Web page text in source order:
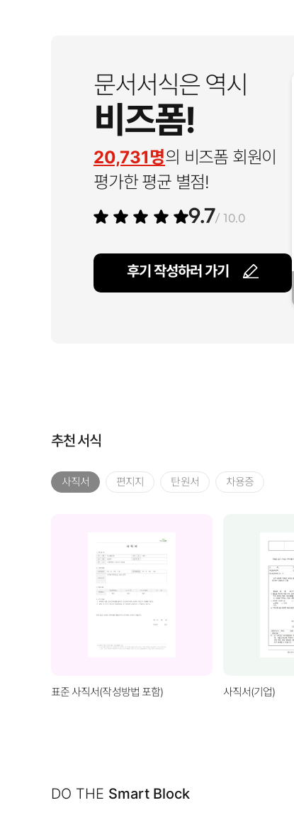
문서서식은 역시
비즈폼!
20,731명의 비즈폼 회원이
평가한 평균 별점!
9.7/ 10.0
후기 작성하러 가기
추천 서식
사직서 편지지 탄원서 차용증
표준 사직서(작성방법 포함) 사직서(기업)
DO THE Smart Block